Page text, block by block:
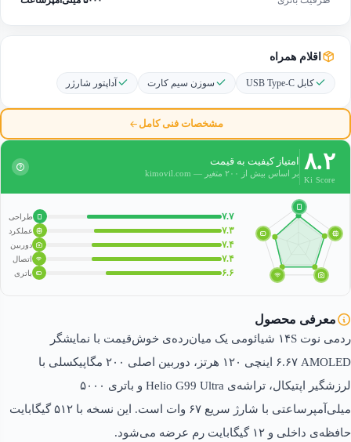
اقلام همراه
کابل USB Type-C سوزن سیم کارت آداپتور شارژر
مشخصات فنی کامل
۸.۲
Ki Score
امتیاز کیفیت به قیمت
بر اساس بیش از ۲۰۰ متغیر — kimovil.com
۷.۷ طراحی
۷.۳ عملکرد
۷.۴ دوربین
۷.۴ اتصال
۶.۶ باتری
معرفی محصول
ردمی نوت ۱۴S شیائومی یک میان‌رده‌ی خوش‌قیمت با نمایشگر
AMOLED ‏۶.۶۷ اینچی ‏۱۲۰ هرتز، دوربین اصلی ۲۰۰ مگاپیکسلی با
لرزشگیر اپتیکال، تراشه‌ی Helio G99 Ultra و باتری ۵۰۰۰
میلی‌آمپرساعتی با شارژ سریع ‏۶۷ وات است. این نسخه با ‏۵۱۲ گیگابایت
حافظه‌ی داخلی و ‏۱۲ گیگابایت رم عرضه می‌شود.